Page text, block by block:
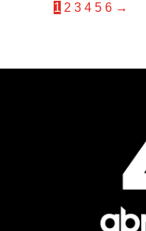
1 2 3 4 5 6 →